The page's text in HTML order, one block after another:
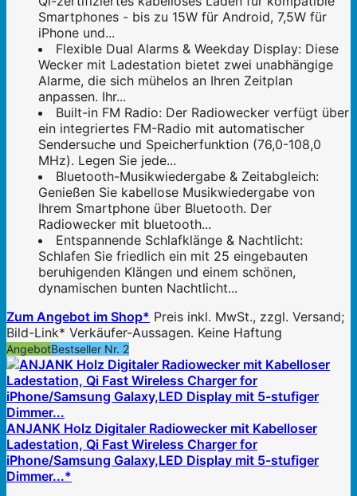
Smartphones - bis zu 15W für Android, 7,5W für
iPhone und...
Flexible Dual Alarms & Weekday Display: Diese
Wecker mit Ladestation bietet zwei unabhängige
Alarme, die sich mühelos an Ihren Zeitplan
anpassen. Ihr...
Built-in FM Radio: Der Radiowecker verfügt über
ein integriertes FM-Radio mit automatischer
Sendersuche und Speicherfunktion (76,0-108,0
MHz). Legen Sie jede...
Bluetooth-Musikwiedergabe & Zeitabgleich:
Genießen Sie kabellose Musikwiedergabe von
Ihrem Smartphone über Bluetooth. Der
Radiowecker mit bluetooth...
Entspannende Schlafklänge & Nachtlicht:
Schlafen Sie friedlich ein mit 25 eingebauten
beruhigenden Klängen und einem schönen,
dynamischen bunten Nachtlicht...
Zum Angebot im Shop* Preis inkl. MwSt., zzgl. Versand;
Bild-Link* Verkäufer-Aussagen. Keine Haftung
AngebotBestseller Nr. 2
ANJANK Holz Digitaler Radiowecker mit Kabelloser
Ladestation, Qi Fast Wireless Charger for
iPhone/Samsung Galaxy,LED Display mit 5-stufiger
Dimmer...*